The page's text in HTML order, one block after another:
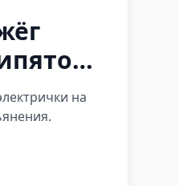
на